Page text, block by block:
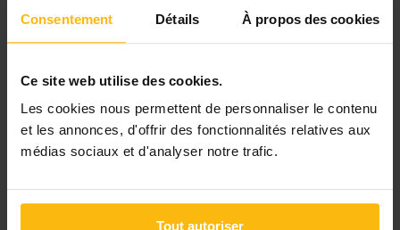
Consentement Détails À propos des cookies
Ce site web utilise des cookies.
Les cookies nous permettent de personnaliser le contenu
et les annonces, d'offrir des fonctionnalités relatives aux
médias sociaux et d'analyser notre trafic.
Tout autoriser
Infirmier(e), métier "en pénurie", à quel
21/03/20
patron du SPF Santé
08/09/14